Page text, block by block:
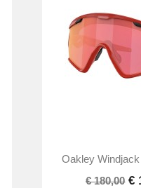
Snel
Oakley
€ 180,00 €